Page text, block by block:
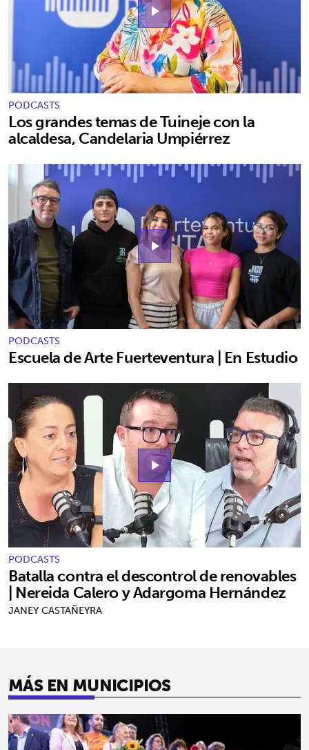
play_arrow
PODCASTS
Los grandes temas de Tuineje con la
alcaldesa, Candelaria Umpiérrez
play_arrow
PODCASTS
Escuela de Arte Fuerteventura | En Estudio
play_arrow
PODCASTS
Batalla contra el descontrol de renovables
| Nereida Calero y Adargoma Hernández
JANEY CASTAÑEYRA
MÁS EN MUNICIPIOS